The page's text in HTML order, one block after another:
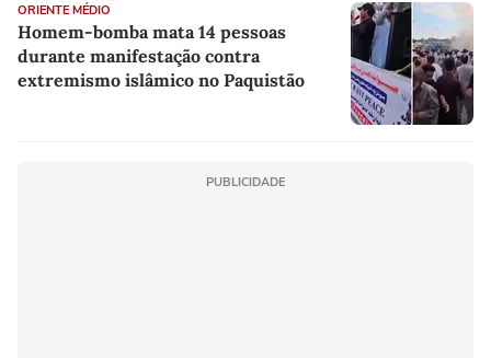
ORIENTE MÉDIO
Homem-bomba mata 14 pessoas
durante manifestação contra
extremismo islâmico no Paquistão
PUBLICIDADE